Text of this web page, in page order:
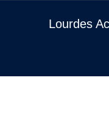
Lourdes